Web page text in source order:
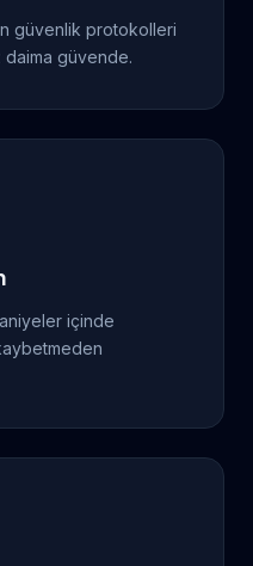
güvenlik protokolleri
daima güvende.
içinde